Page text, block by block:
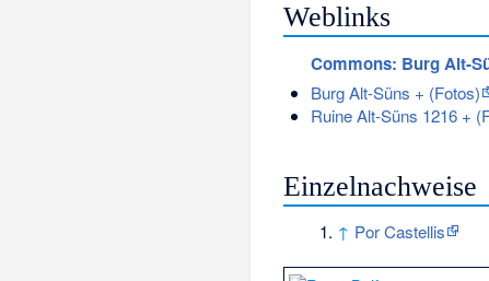
Weblinks
Commons: Burg Alt-
Burg Alt-Süns + (Fotos)
Ruine Alt-Süns 1216 +
Einzelnachweise
↑ Por Castellis